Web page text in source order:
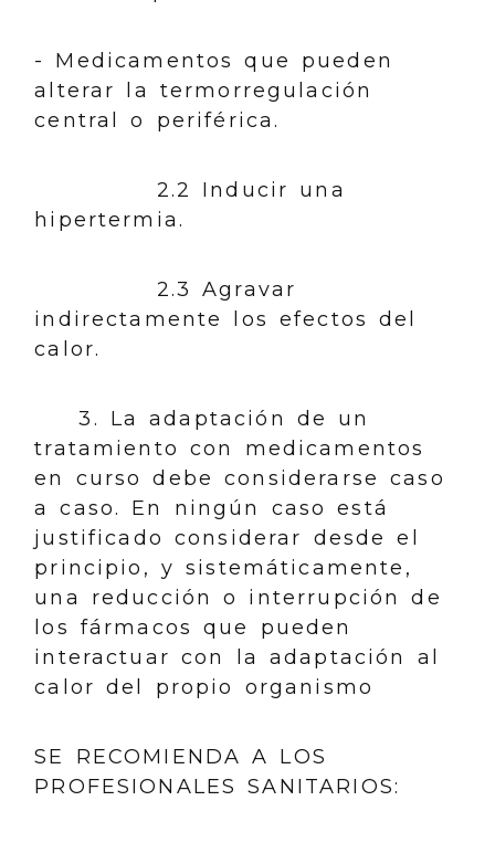
- Medicamentos que pueden
alterar la termorregulación
central o periférica.
2.2 Inducir una
hipertermia.
2.3 Agravar
indirectamente los efectos del
calor.
3. La adaptación de un
tratamiento con medicamentos
en curso debe considerarse caso
a caso. En ningún caso está
justificado considerar desde el
principio, y sistemáticamente,
una reducción o interrupción de
los fármacos que pueden
interactuar con la adaptación al
calor del propio organismo
SE RECOMIENDA A LOS
PROFESIONALES SANITARIOS: